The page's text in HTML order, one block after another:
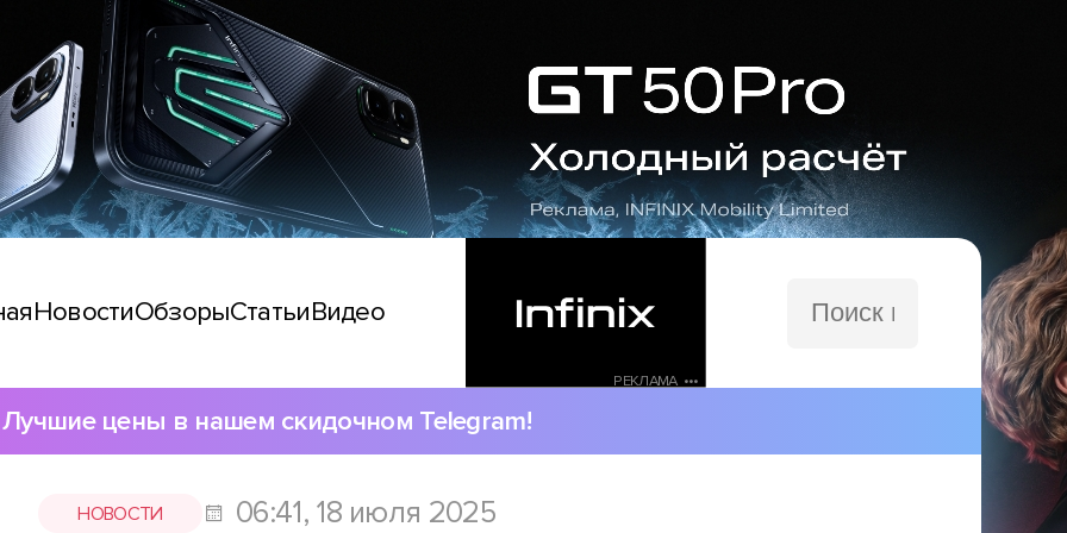
НовостиОбзорыСтатьиВидео
РЕКЛАМА •••
сайту
Лучшие цены в нашем скидочном Telegram!
НОВОСТИ 06:41, 18 июля 2025